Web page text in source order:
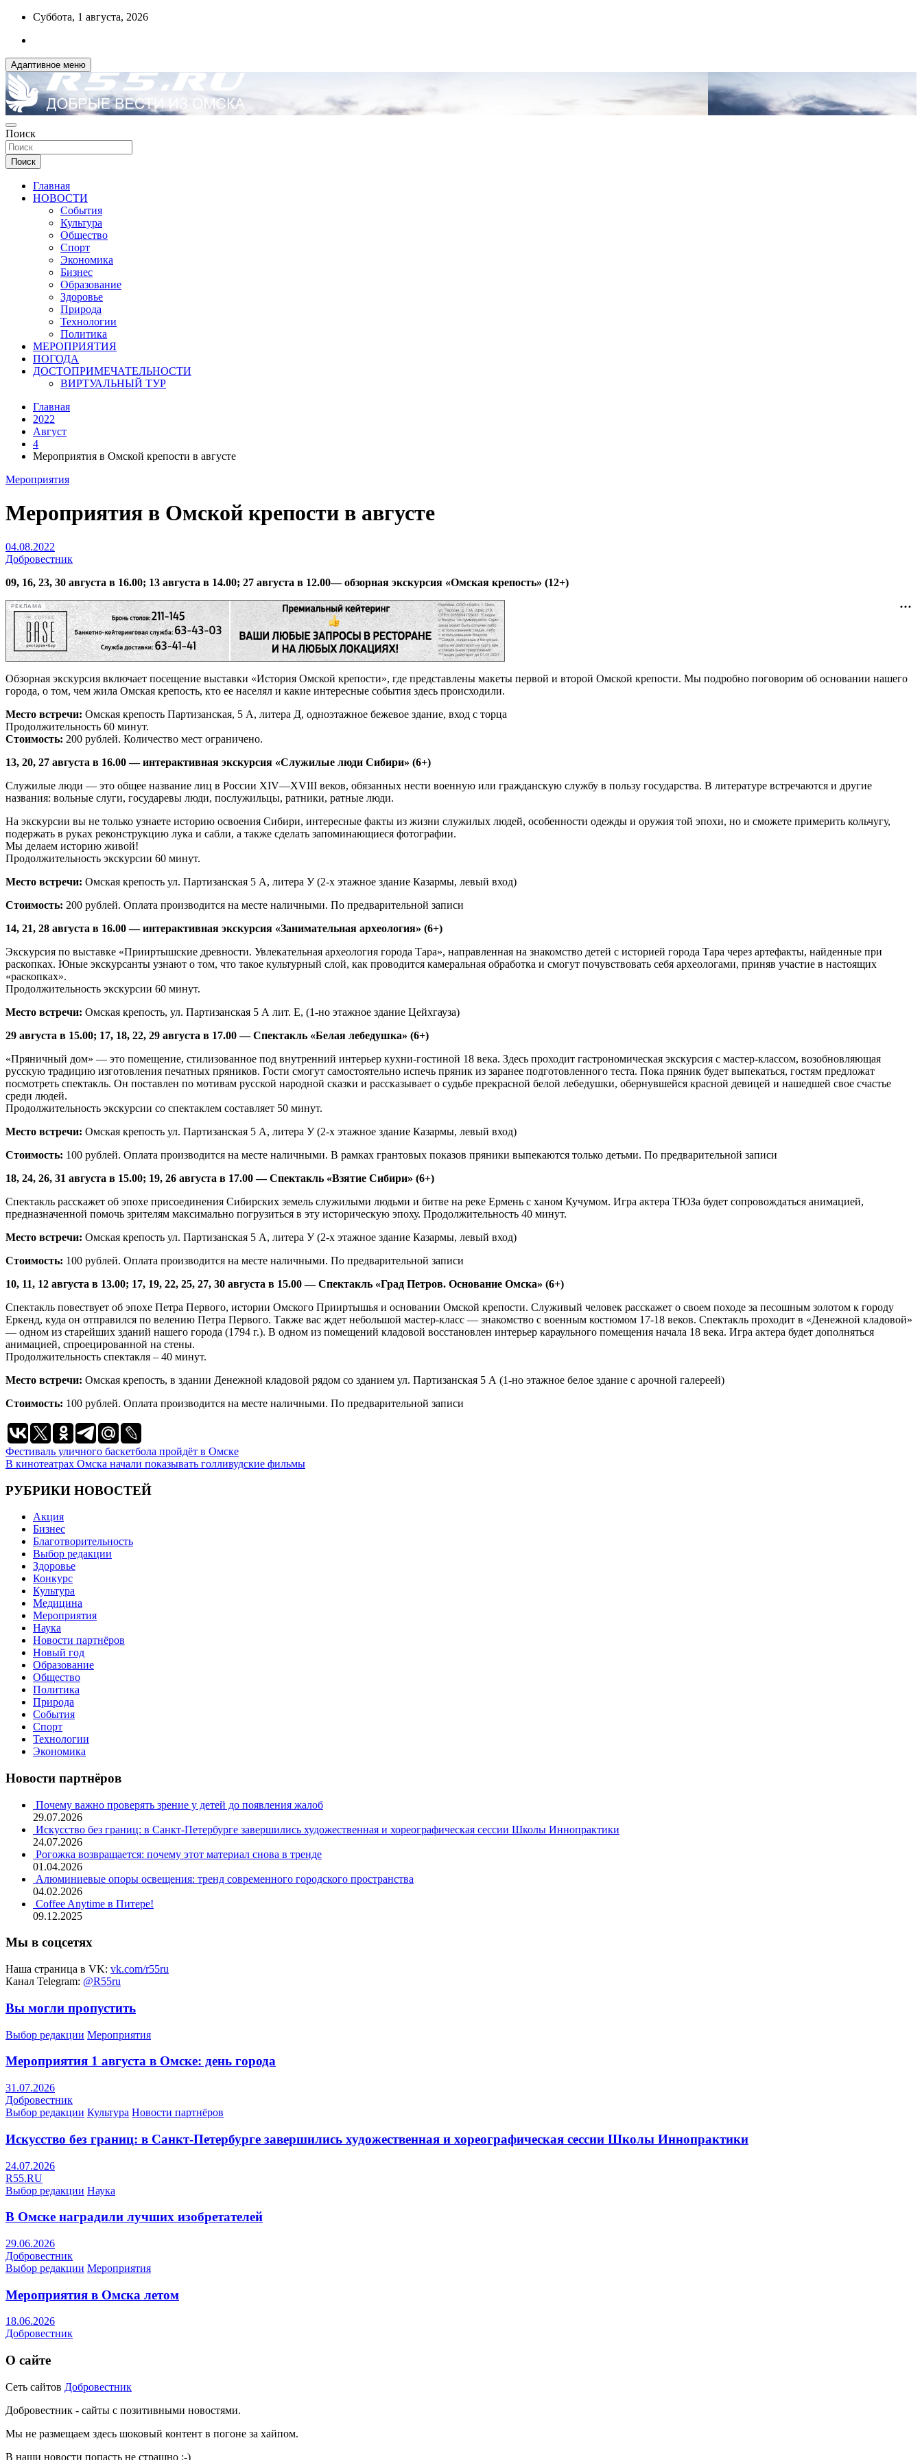
Перейти
содержимому
Суббота, 1 августа, 2026
Адаптивное меню
R55.RU
ДОБРЫЕ ВЕСТИ ИЗ ОМСКА
Поиск
Поиск
Главная
НОВОСТИ
События
Культура
Общество
Спорт
Экономика
Бизнес
Образование
Здоровье
Природа
Технологии
Политика
МЕРОПРИЯТИЯ
ПОГОДА
ДОСТОПРИМЕЧАТЕЛЬНОСТИ
ВИРТУАЛЬНЫЙ ТУР
Главная
2022
Август
4
Мероприятия в Омской крепости в августе
Мероприятия
Мероприятия в Омской крепости в августе
04.08.2022
Добровестник
09, 16, 23, 30 августа в 16.00; 13 августа в 14.00; 27 августа в 12.00— обзорная экскурсия «Омская крепость» (12+)
РЕКЛАМА
Обзорная экскурсия включает посещение выставки «История Омской крепости», где представлены макеты первой и второй Омской крепости. Мы подробно поговорим об основании нашего
города, о том, чем жила Омская крепость, кто ее населял и какие интересные события здесь происходили.
Место встречи: Омская крепость Партизанская, 5 А, литера Д, одноэтажное бежевое здание, вход с торца
Продолжительность 60 минут.
Стоимость: 200 рублей. Количество мест ограничено.
13, 20, 27 августа в 16.00 — интерактивная экскурсия «Служилые люди Сибири» (6+)
Служилые люди — это общее название лиц в России XIV—XVIII веков, обязанных нести военную или гражданскую службу в пользу государства. В литературе встречаются и другие
названия: вольные слуги, государевы люди, послужильцы, ратники, ратные люди.
На экскурсии вы не только узнаете историю освоения Сибири, интересные факты из жизни служилых людей, особенности одежды и оружия той эпохи, но и сможете примерить кольчугу,
подержать в руках реконструкцию лука и сабли, а также сделать запоминающиеся фотографии.
Мы делаем историю живой!
Продолжительность экскурсии 60 минут.
Место встречи: Омская крепость ул. Партизанская 5 А, литера У (2-х этажное здание Казармы, левый вход)
Стоимость: 200 рублей. Оплата производится на месте наличными. По предварительной записи
14, 21, 28 августа в 16.00 — интерактивная экскурсия «Занимательная археология» (6+)
Экскурсия по выставке «Прииртышские древности. Увлекательная археология города Тара», направленная на знакомство детей с историей города Тара через артефакты, найденные при
раскопках. Юные экскурсанты узнают о том, что такое культурный слой, как проводится камеральная обработка и смогут почувствовать себя археологами, приняв участие в настоящих
«раскопках».
Продолжительность экскурсии 60 минут.
Место встречи: Омская крепость, ул. Партизанская 5 А лит. Е, (1-но этажное здание Цейхгауза)
29 августа в 15.00; 17, 18, 22, 29 августа в 17.00 — Спектакль «Белая лебедушка» (6+)
«Пряничный дом» — это помещение, стилизованное под внутренний интерьер кухни-гостиной 18 века. Здесь проходит гастрономическая экскурсия с мастер-классом, возобновляющая
русскую традицию изготовления печатных пряников. Гости смогут самостоятельно испечь пряник из заранее подготовленного теста. Пока пряник будет выпекаться, гостям предложат
посмотреть спектакль. Он поставлен по мотивам русской народной сказки и рассказывает о судьбе прекрасной белой лебедушки, обернувшейся красной девицей и нашедшей свое счастье
среди людей.
Продолжительность экскурсии со спектаклем составляет 50 минут.
Место встречи: Омская крепость ул. Партизанская 5 А, литера У (2-х этажное здание Казармы, левый вход)
Стоимость: 100 рублей. Оплата производится на месте наличными. В рамках грантовых показов пряники выпекаются только детьми. По предварительной записи
18, 24, 26, 31 августа в 15.00; 19, 26 августа в 17.00 — Спектакль «Взятие Сибири» (6+)
Спектакль расскажет об эпохе присоединения Сибирских земель служилыми людьми и битве на реке Ермень с ханом Кучумом. Игра актера ТЮЗа будет сопровождаться анимацией,
предназначенной помочь зрителям максимально погрузиться в эту историческую эпоху. Продолжительность 40 минут.
Место встречи: Омская крепость ул. Партизанская 5 А, литера У (2-х этажное здание Казармы, левый вход)
Стоимость: 100 рублей. Оплата производится на месте наличными. По предварительной записи
10, 11, 12 августа в 13.00; 17, 19, 22, 25, 27, 30 августа в 15.00 — Спектакль «Град Петров. Основание Омска» (6+)
Спектакль повествует об эпохе Петра Первого, истории Омского Прииртышья и основании Омской крепости. Служивый человек расскажет о своем походе за песошным золотом к городу
Еркенд, куда он отправился по велению Петра Первого. Также вас ждет небольшой мастер-класс — знакомство с военным костюмом 17-18 веков. Спектакль проходит в «Денежной кладовой»
— одном из старейших зданий нашего города (1794 г.). В одном из помещений кладовой восстановлен интерьер караульного помещения начала 18 века. Игра актера будет дополняться
анимацией, спроецированной на стены.
Продолжительность спектакля – 40 минут.
Место встречи: Омская крепость, в здании Денежной кладовой рядом со зданием ул. Партизанская 5 А (1-но этажное белое здание с арочной галереей)
Стоимость: 100 рублей. Оплата производится на месте наличными. По предварительной записи
Навигация
по
записям
Фестиваль уличного баскетбола пройдёт в Омске
В кинотеатрах Омска начали показывать голливудские фильмы
РУБРИКИ НОВОСТЕЙ
Акция
Бизнес
Благотворительность
Выбор редакции
Здоровье
Конкурс
Культура
Медицина
Мероприятия
Наука
Новости партнёров
Новый год
Образование
Общество
Политика
Природа
События
Спорт
Технологии
Экономика
Новости партнёров
Почему важно проверять зрение у детей до появления жалоб
29.07.2026
Искусство без границ: в Санкт-Петербурге завершились художественная и хореографическая сессии Школы Иннопрактики
24.07.2026
Рогожка возвращается: почему этот материал снова в тренде
01.04.2026
Алюминиевые опоры освещения: тренд современного городского пространства
04.02.2026
Coffee Anytime в Питере!
09.12.2025
Мы в соцсетях
Наша страница в VK: vk.com/r55ru
Канал Telegram: @R55ru
Вы могли пропустить
Выбор редакции Мероприятия
Мероприятия 1 августа в Омске: день города
31.07.2026
Добровестник
Выбор редакции Культура Новости партнёров
Искусство без границ: в Санкт-Петербурге завершились художественная и хореографическая сессии Школы Иннопрактики
24.07.2026
R55.RU
Выбор редакции Наука
В Омске наградили лучших изобретателей
29.06.2026
Добровестник
Выбор редакции Мероприятия
Мероприятия в Омска летом
18.06.2026
Добровестник
О сайте
Сеть сайтов Добровестник
Добровестник - сайты с позитивными новостями.
Мы не размещаем здесь шоковый контент в погоне за хайпом.
В наши новости попасть не страшно ;-)